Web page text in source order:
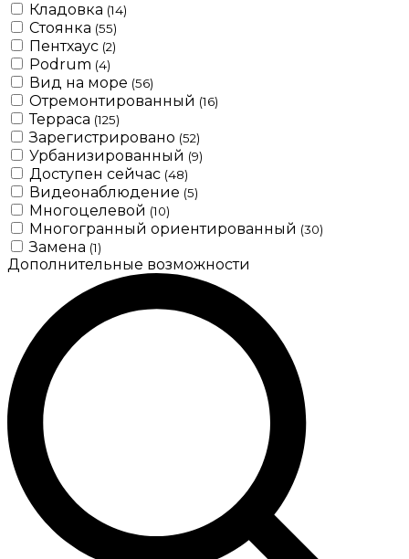
Кладовка (14)
Стоянка (55)
Пентхаус (2)
Podrum (4)
Вид на море (56)
Отремонтированный (16)
Терраса (125)
Зарегистрировано (52)
Урбанизированный (9)
Доступен сейчас (48)
Видеонаблюдение (5)
Многоцелевой (10)
Многогранный ориентированный (30)
Замена (1)
Дополнительные возможности